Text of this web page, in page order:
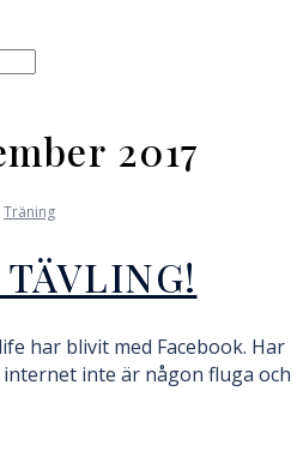
2017
Träning
har blivit med Facebook. Har
inte är någon fluga och